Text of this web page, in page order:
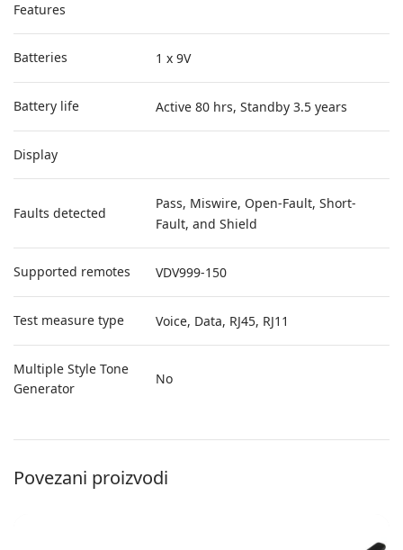
Features
Batteries 1 x 9V
Battery life Active 80 hrs, Standby 3.5 years
Display
Faults detected
Pass, Miswire, Open-Fault, Short-
Fault, and Shield
Supported remotes VDV999-150
Test measure type Voice, Data, RJ45, RJ11
Multiple Style Tone
Generator
No
Povezani proizvodi